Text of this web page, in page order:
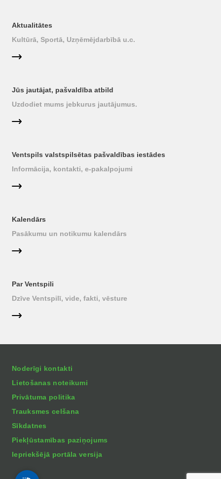
Aktualitātes
Kultūrā, Sportā, Uzņēmējdarbībā u.c.
Jūs jautājat, pašvaldība atbild
Uzdodiet mums jebkurus jautājumus.
Ventspils valstspilsētas pašvaldības iestādes
Informācija, kontakti, e-pakalpojumi
Kalendārs
Pasākumu un notikumu kalendārs
Par Ventspili
Dzīve Ventspilī, vide, fakti, vēsture
Noderīgi kontakti
Lietošanas noteikumi
Privātuma politika
Trauksmes celšana
Sīkdatnes
Piekļūstamības paziņojums
Iepriekšējā portāla versija